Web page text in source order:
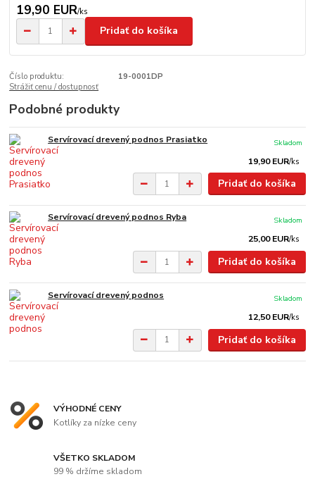
19,90 EUR/ks
Pridať do košíka
Číslo produktu:
19-0001DP
Strážiť cenu / dostupnosť
Podobné produkty
Servírovací drevený podnos Prasiatko
19,90 EUR/ks
Skladom
Pridať do košíka
Servírovací drevený podnos Ryba
25,00 EUR/ks
Skladom
Pridať do košíka
Servírovací drevený podnos
12,50 EUR/ks
Skladom
Pridať do košíka
VÝHODNÉ CENY
Kotlíky za nízke ceny
VŠETKO SKLADOM
99 % držíme skladom